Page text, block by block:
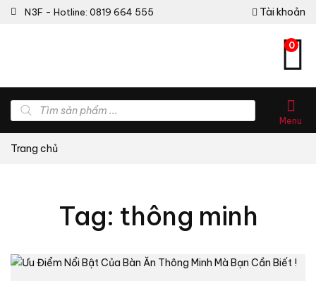
N3F - Hotline: 0819 664 555 Tài khoản
0
Tìm
kiếm
sản
phẩm
Menu
Trang chủ
Tag: thông minh